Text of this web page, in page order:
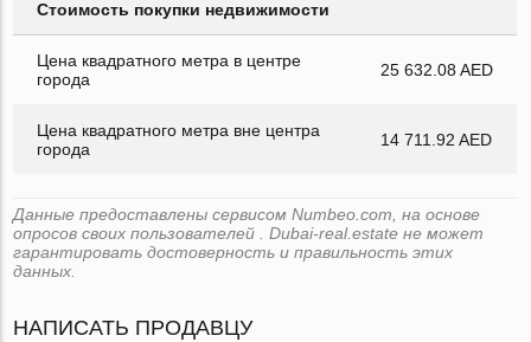
Стоимость покупки недвижимости
Цена квадратного метра в центре
города
25 632.08 AED
Цена квадратного метра вне центра
города
14 711.92 AED
Данные предоставлены сервисом Numbeo.com, на основе
опросов своих пользователей . Dubai-real.estate не может
гарантировать достоверность и правильность этих
данных.
НАПИСАТЬ ПРОДАВЦУ